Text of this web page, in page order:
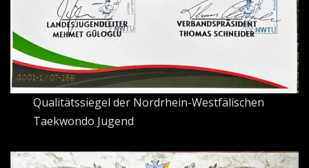
Qualitätssiegel der Nordrhein-Westfälischen
Taekwondo Jugend